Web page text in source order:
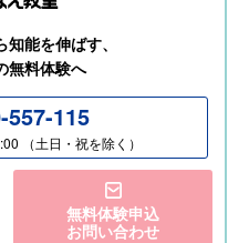
能を伸ばす、
無料体験へ
557-115
（土日・祝を除く）
無料体験申込
お問い合わせ